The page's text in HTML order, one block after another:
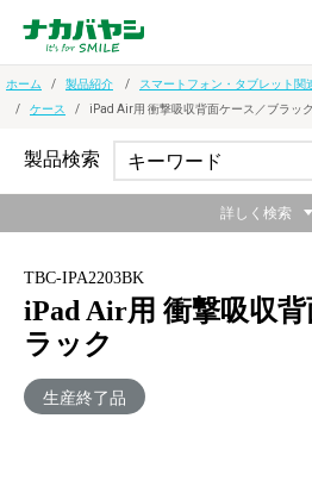
ホーム 製品紹介 スマートフォン・タブレット関
ケース
iPad Air用 衝撃吸収背面ケース／ブラック
TBC-IPA2203BK
iPad Air用 衝撃吸収
ラック
生産終了品
製品検索
詳しく検索